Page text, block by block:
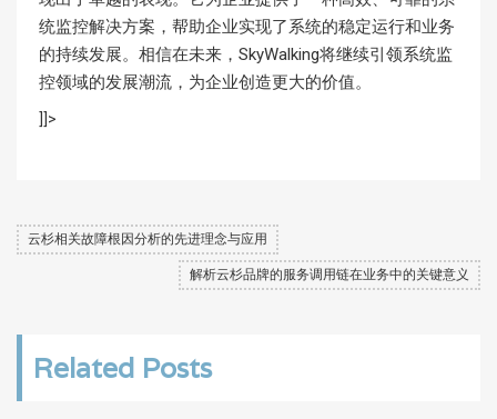
统监控解决方案，帮助企业实现了系统的稳定运行和业务
的持续发展。相信在未来，SkyWalking将继续引领系统监
控领域的发展潮流，为企业创造更大的价值。
]]>
云杉相关故障根因分析的先进理念与应用
解析云杉品牌的服务调用链在业务中的关键意义
Related Posts